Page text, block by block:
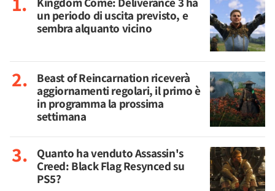
un periodo di uscita previsto, e
sembra alquanto vicino
Beast of Reincarnation riceverà
aggiornamenti regolari, il primo è
in programma la prossima
settimana
Quanto ha venduto Assassin's
Creed: Black Flag Resynced su
PS5?